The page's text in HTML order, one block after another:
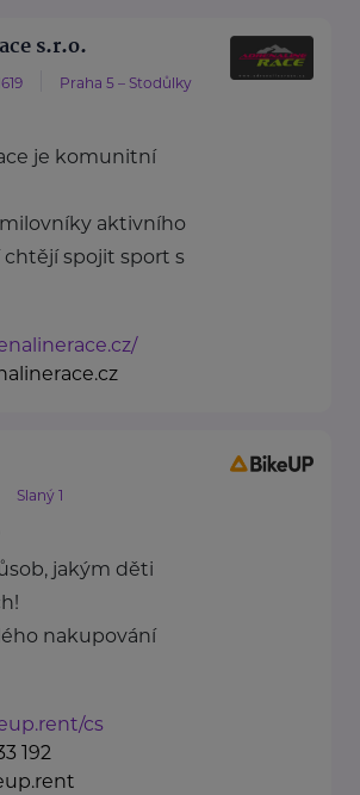
s.r.o.
Praha 5 – Stodůlky
je komunitní
aktivního
spojit sport s
Slaný 1
jakým děti
nakupování
cs
192